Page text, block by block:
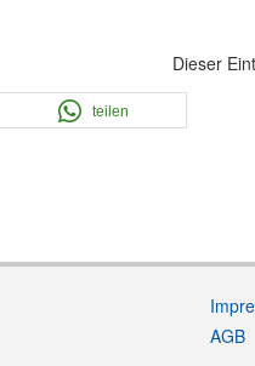
Dieser
teilen
AGB